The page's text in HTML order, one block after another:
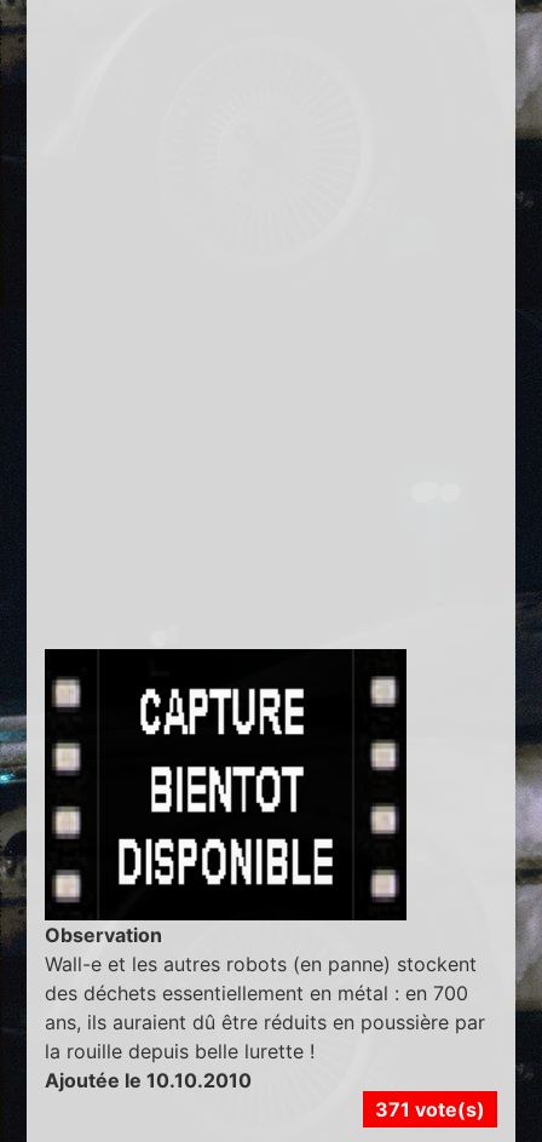
Observation
Wall-e et les autres robots (en panne) stockent
des déchets essentiellement en métal : en 700
ans, ils auraient dû être réduits en poussière par
la rouille depuis belle lurette !
Ajoutée le 10.10.2010
371 vote(s)